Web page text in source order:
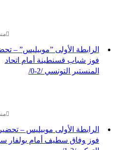
منذ يوم واحد
الأولى ”موبيليس” – تحضيرات :
شباب قسنطينة أمام اتحاد
التونسي /2-0/
منذ يوم واحد
الأولى موبيليس – تحضيرات :
وفاق سطيف أمام بولفار سبور